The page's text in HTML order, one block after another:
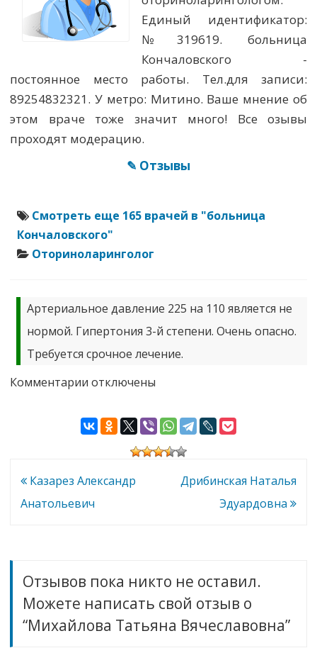
Единый идентификатор:
№319619. больница
Кончаловского -
постоянное место работы. Тел.для записи:
89254832321. У метро: Митино. Ваше мнение об
этом враче тоже значит много! Все озывы
проходят модерацию.
✎ Отзывы
Смотреть еще 165 врачей в "больница
Кончаловского"
Оториноларинголог
Артериальное давление 225 на 110 является не
нормой. Гипертония 3-й степени. Очень опасно.
Требуется срочное лечение.
Комментарии к
Татьяна
Вячеславовна
отключены
Навигация
по
Казарез Александр
Анатольевич
Дрибинская Наталья
Эдуардовна
Отзывов пока никто не оставил.
Можете написать свой отзыв о
“Михайлова Татьяна Вячеславовна”